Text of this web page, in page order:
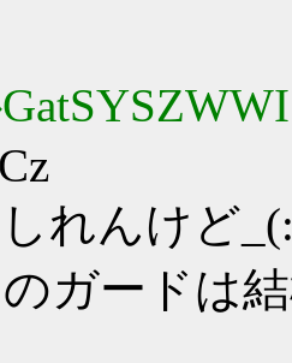
れんけど
ガードは